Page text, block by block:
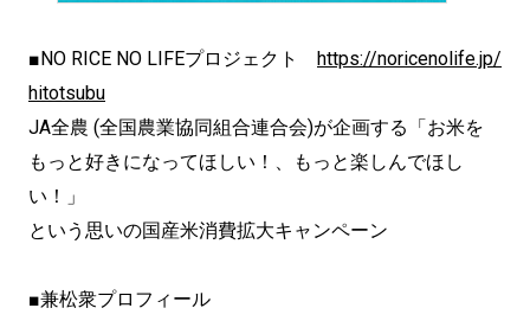
■NO RICE NO LIFEプロジェクト https://noricenolife.jp/
hitotsubu
JA全農 (全国農業協同組合連合会)が企画する「お米を
もっと好きになってほしい！、もっと楽しんでほし
い！」
という思いの国産米消費拡大キャンペーン
■兼松衆プロフィール